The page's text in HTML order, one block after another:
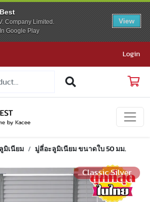
Company Limited.
Google Play
View
Login
มิเนียม มู่ลี่อะลูมิเนียม ขนาดใบ 50 มม.
Classic Silver